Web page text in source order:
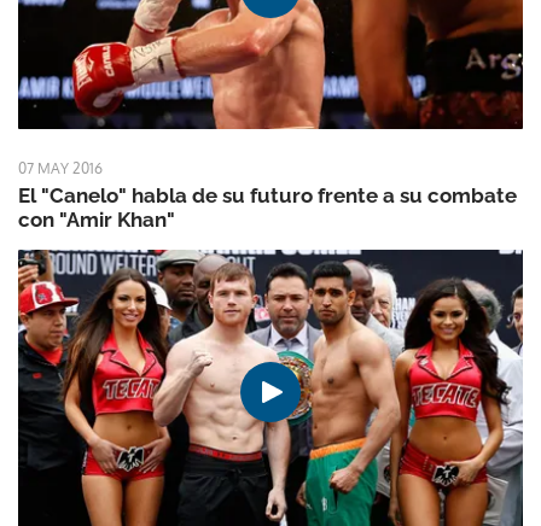
07 MAY 2016
El "Canelo" habla de su futuro frente a su combate
con "Amir Khan"